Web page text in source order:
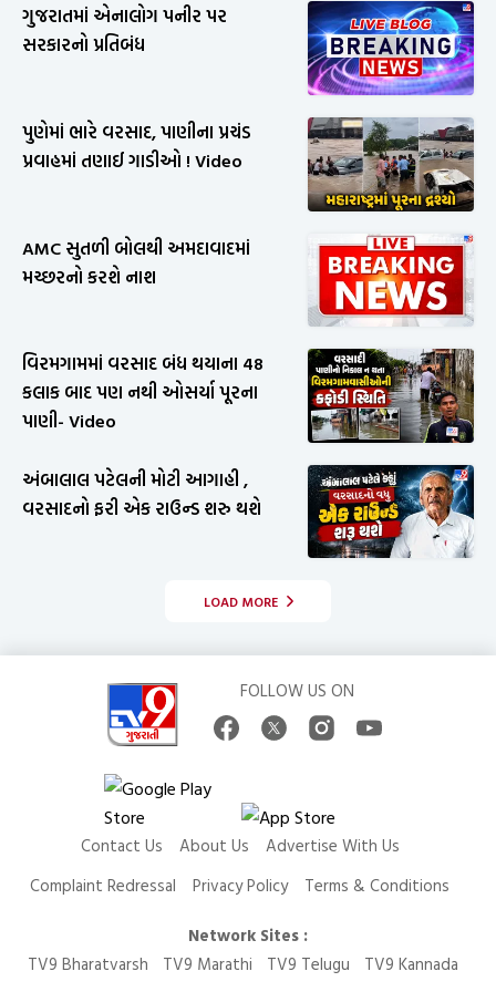
ગુજરાતમાં એનાલોગ પનીર પર
સરકારનો પ્રતિબંધ
પુણેમાં ભારે વરસાદ, પાણીના પ્રચંડ
પ્રવાહમાં તણાઈ ગાડીઓ ! Video
AMC સુતળી બોલથી અમદાવાદમાં
મચ્છરનો કરશે નાશ
વિરમગામમાં વરસાદ બંધ થયાના 48
કલાક બાદ પણ નથી ઓસર્યા પૂરના
પાણી- Video
અંબાલાલ પટેલની મોટી આગાહી ,
વરસાદનો ફરી એક રાઉન્ડ શરુ થશે
LOAD MORE
FOLLOW US ON
Contact Us About Us
Advertise With Us
Complaint Redressal
Privacy Policy
Terms & Conditions
Network Sites :
TV9 Bharatvarsh
TV9 Marathi TV9 Telugu TV9 Kannada